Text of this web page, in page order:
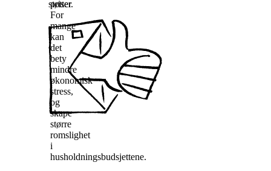
støtter
priser.
For
mange
kan
det
bety
mindre
økonomisk
stress,
og
skape
større
romslighet
i
husholdningsbudsjettene.